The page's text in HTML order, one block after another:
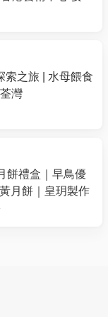
索之旅 | 水母餵食
灣
餅禮盒｜早鳥優
月餅｜皇玥製作